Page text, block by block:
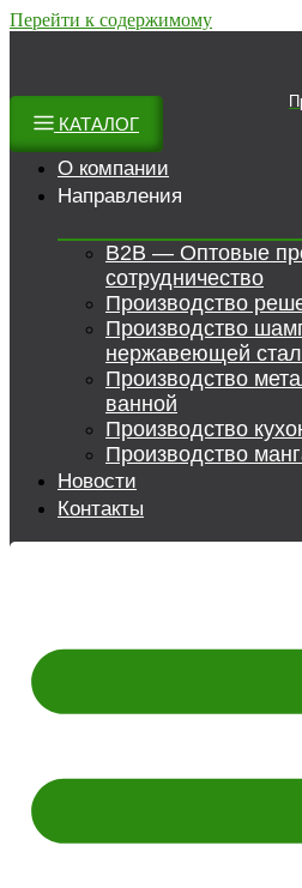
Перейти к содержимому
КАТАЛОГ
О компании
Направления
B2B — Оптовые
сотрудничество
Производство
Производство
нержавеющей
Производство
ванной
Производство
Производство
Новости
Контакты